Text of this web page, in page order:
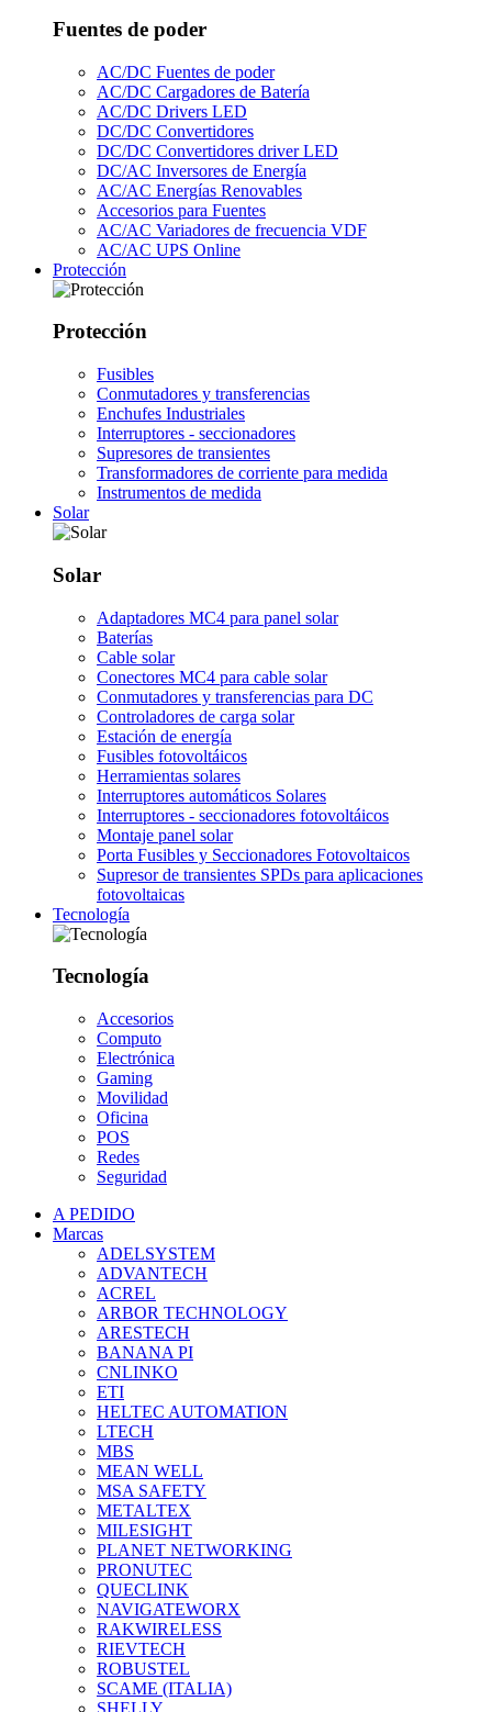
Fuentes de poder
AC/DC Fuentes de poder
AC/DC Cargadores de Batería
AC/DC Drivers LED
DC/DC Convertidores
DC/DC Convertidores driver LED
DC/AC Inversores de Energía
AC/AC Energías Renovables
Accesorios para Fuentes
AC/AC Variadores de frecuencia VDF
AC/AC UPS Online
Protección
Protección
Fusibles
Conmutadores y transferencias
Enchufes Industriales
Interruptores - seccionadores
Supresores de transientes
Transformadores de corriente para medida
Instrumentos de medida
Solar
Solar
Adaptadores MC4 para panel solar
Baterías
Cable solar
Conectores MC4 para cable solar
Conmutadores y transferencias para DC
Controladores de carga solar
Estación de energía
Fusibles fotovoltáicos
Herramientas solares
Interruptores automáticos Solares
Interruptores - seccionadores fotovoltáicos
Montaje panel solar
Porta Fusibles y Seccionadores Fotovoltaicos
Supresor de transientes SPDs para aplicaciones
fotovoltaicas
Tecnología
Tecnología
Accesorios
Computo
Electrónica
Gaming
Movilidad
Oficina
POS
Redes
Seguridad
A PEDIDO
Marcas
ADELSYSTEM
ADVANTECH
ACREL
ARBOR TECHNOLOGY
ARESTECH
BANANA PI
CNLINKO
ETI
HELTEC AUTOMATION
LTECH
MBS
MEAN WELL
MSA SAFETY
METALTEX
MILESIGHT
PLANET NETWORKING
PRONUTEC
QUECLINK
NAVIGATEWORX
RAKWIRELESS
RIEVTECH
ROBUSTEL
SCAME (ITALIA)
SHELLY